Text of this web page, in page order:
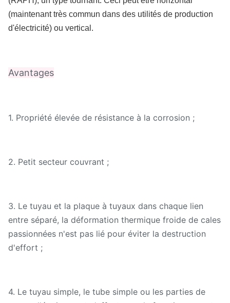
(maintenant très commun dans des utilités de production
d'électricité) ou vertical.
Avantages
1. Propriété élevée de résistance à la corrosion ;
2. Petit secteur couvrant ;
3. Le tuyau et la plaque à tuyaux dans chaque lien
entre séparé, la déformation thermique froide de cales
passionnées n'est pas lié pour éviter la destruction
d'effort ;
4. Le tuyau simple, le tube simple ou les parties de